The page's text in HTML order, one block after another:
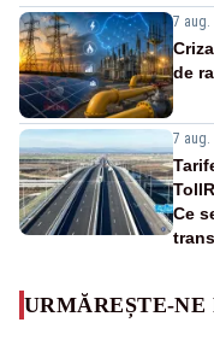
7 aug.
de
7 aug.
Ce
URMĂREȘTE-NE